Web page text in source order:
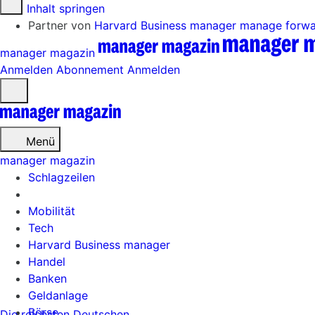
Zum Inhalt springen
Partner von Harvard Business manager manage
manager magazin
Anmelden Abonnement Anmelden
öffnen
Menü
Schlagzeilen
Mobilität
Tech
Harvard Business manager
Handel
Banken
Geldanlage
Börse
manager magazin